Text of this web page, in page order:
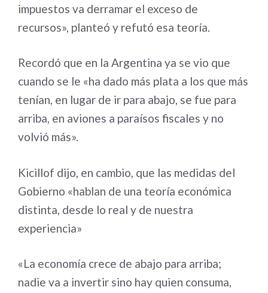
impuestos va derramar el exceso de
recursos», planteó y refutó esa teoría.
Recordó que en la Argentina ya se vio que
cuando se le «ha dado más plata a los que más
tenían, en lugar de ir para abajo, se fue para
arriba, en aviones a paraísos fiscales y no
volvió más».
Kicillof dijo, en cambio, que las medidas del
Gobierno «hablan de una teoría económica
distinta, desde lo real y de nuestra
experiencia»
«La economía crece de abajo para arriba;
nadie va a invertir sino hay quien consuma,